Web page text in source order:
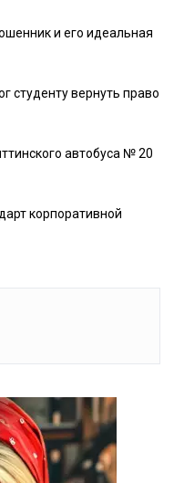
и его идеальная
студенту вернуть право
автобуса № 20
корпоративной